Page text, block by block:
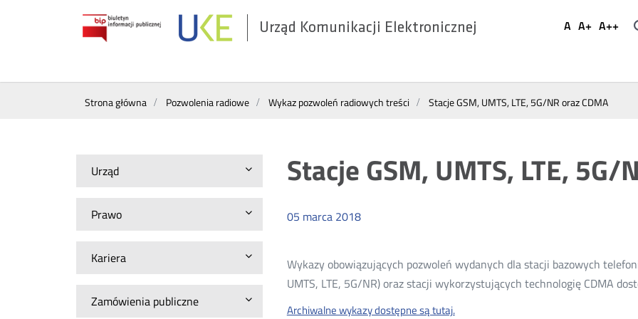
Urząd Komunikacji Elektronicznej A A+ A++
Media
Wyszukiwarka
Strona główna Pozwolenia radiowe Wykaz pozwoleń radiowych treści Stacje GSM, UMTS, LTE, 5G/NR oraz CDMA
Urząd
Prawo
Kariera
Zamówienia publiczne
Stacje GSM, UMTS, LTE, 5G/
05 marca 2018
Wykazy obowiązujących pozwoleń wydanych dla stacji bazowych
UMTS, LTE, 5G/NR) oraz stacji wykorzystujących technologię CDMA
Archiwalne wykazy dostępne są tutaj.